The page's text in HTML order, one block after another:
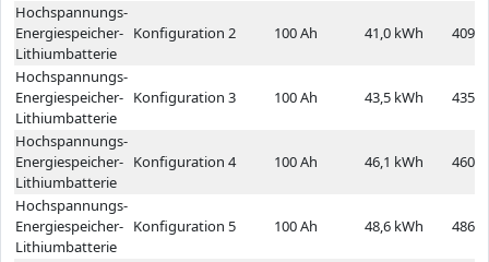
Hochspannungs-
Energiespeicher-
Lithiumbatterie
Konfiguration 2 100 Ah 41,0 kWh 409,6
Hochspannungs-
Energiespeicher-
Lithiumbatterie
Konfiguration 3 100 Ah 43,5 kWh 435,2
Hochspannungs-
Energiespeicher-
Lithiumbatterie
Konfiguration 4 100 Ah 46,1 kWh 460,8
Hochspannungs-
Energiespeicher-
Lithiumbatterie
Konfiguration 5 100 Ah 48,6 kWh 486,4